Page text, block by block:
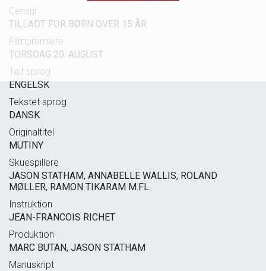
Censur
TILLADT FOR BØRN OVER 15 ÅR
Filmpremiere
TORSDAG 20. AUGUST
Talt sprog
ENGELSK
Tekstet sprog
DANSK
Originaltitel
MUTINY
Skuespillere
JASON STATHAM, ANNABELLE WALLIS, ROLAND
MØLLER, RAMON TIKARAM M.FL.
Instruktion
JEAN-FRANCOIS RICHET
Produktion
MARC BUTAN, JASON STATHAM
Manuskript